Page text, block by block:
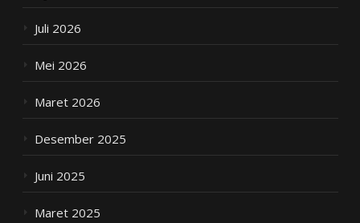
Juli 2026
Mei 2026
Maret 2026
Desember 2025
Juni 2025
Maret 2025